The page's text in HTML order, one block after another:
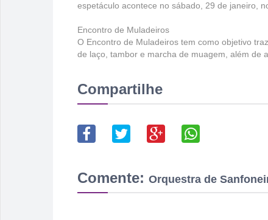
espetáculo acontece no sábado, 29 de janeiro,
Encontro de Muladeiros
O Encontro de Muladeiros tem como objetivo
de laço, tambor e marcha de muagem, além de
Compartilhe
Comente: Orquestra de